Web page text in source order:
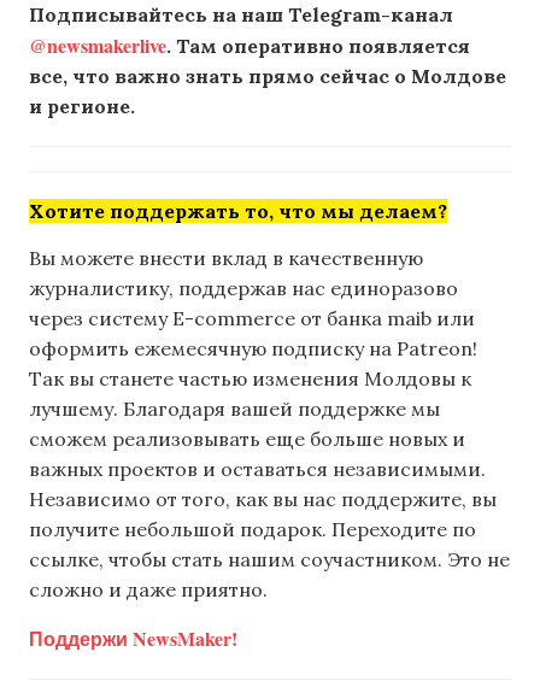
Подписывайтесь на наш Telegram-канал
@newsmakerlive. Там оперативно появляется
все, что важно знать прямо сейчас о Молдове
и регионе.
Хотите поддержать то, что мы делаем?
Вы можете внести вклад в качественную
журналистику, поддержав нас единоразово
через систему E-commerce от банка maib или
оформить ежемесячную подписку на Patreon!
Так вы станете частью изменения Молдовы к
лучшему. Благодаря вашей поддержке мы
сможем реализовывать еще больше новых и
важных проектов и оставаться независимыми.
Независимо от того, как вы нас поддержите, вы
получите небольшой подарок. Переходите по
ссылке, чтобы стать нашим соучастником. Это не
сложно и даже приятно.
Поддержи NewsMaker!